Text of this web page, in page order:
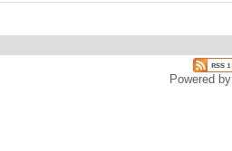
Powered by